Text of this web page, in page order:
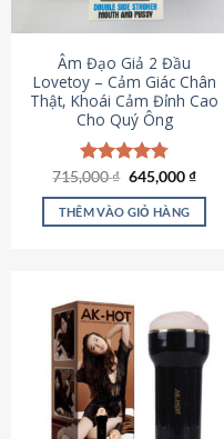
Âm Đạo Giả 2 Đầu
Lovetoy – Cảm Giác Chân
Thật, Khoái Cảm Đỉnh Cao
Cho Quý Ông
Được xếp
hạng4.79
5 sao
715,000₫ Giá
là:
715,000 ₫.
645,000₫Giá
tại
THÊM VÀO GIỎ HÀNG